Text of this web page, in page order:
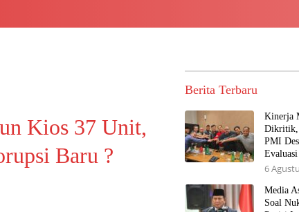
Kios 37 Unit,
Baru ?
Berita Terbaru
Kinerja
Dikritik,
PMI
6
Media
Soal